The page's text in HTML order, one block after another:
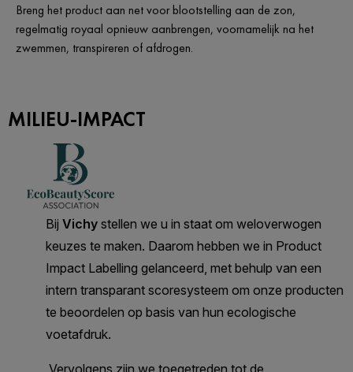
Breng het product aan net voor blootstelling aan de zon,
regelmatig royaal opnieuw aanbrengen, voornamelijk na het
zwemmen, transpireren of afdrogen.
MILIEU-IMPACT